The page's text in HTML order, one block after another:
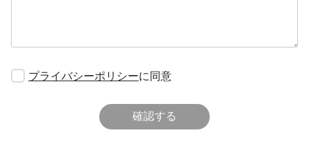
プライバシーポリシーに同意